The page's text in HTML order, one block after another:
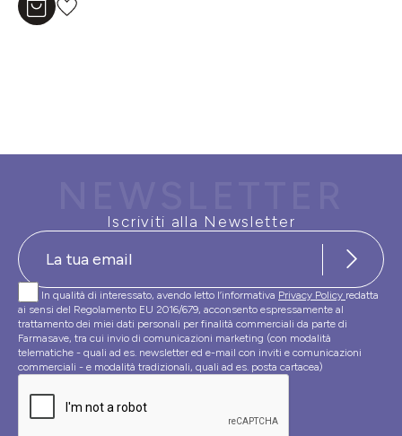
Aggiungi al carrello
Iscriviti alla Newsletter
In qualità di interessato, avendo letto l’informativa Privacy Policy redatta
ai sensi del Regolamento EU 2016/679, acconsento espressamente al
trattamento dei miei dati personali per finalità commerciali da parte di
Farmasave, tra cui invio di comunicazioni marketing (con modalità
telematiche - quali ad es. newsletter ed e-mail con inviti e comunicazioni
commerciali - e modalità tradizionali, quali ad es. posta cartacea)